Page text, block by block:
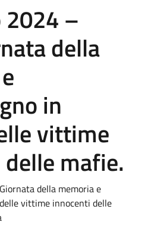
–
della
in
vittime
mafie.
della memoria e
vittime innocenti delle